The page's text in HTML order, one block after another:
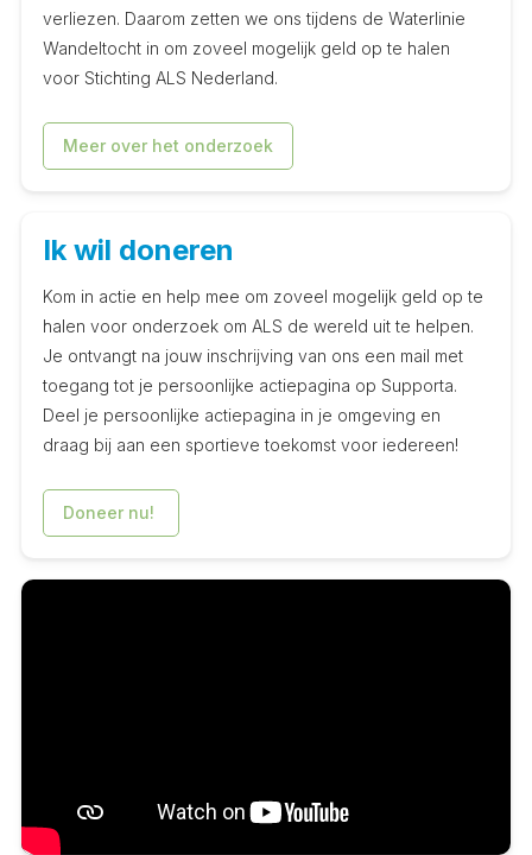
verliezen. Daarom zetten we ons tijdens de Waterlinie
Wandeltocht in om zoveel mogelijk geld op te halen
voor Stichting ALS Nederland.
Meer over het onderzoek
Ik wil doneren
Kom in actie en help mee om zoveel mogelijk geld op te
halen voor onderzoek om ALS de wereld uit te helpen.
Je ontvangt na jouw inschrijving van ons een mail met
toegang tot je persoonlijke actiepagina op Supporta.
Deel je persoonlijke actiepagina in je omgeving en
draag bij aan een sportieve toekomst voor iedereen!
Doneer nu!